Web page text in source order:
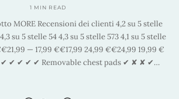
1 MIN READ
MORE Recensioni dei clienti 4,2 su 5 stelle
su 5 stelle 54 4,3 su 5 stelle 573 4,1 su 5 stelle
— 17,99 €€17,99 24,99 €€24,99 19,99 €
✔ ✔ ✔ ✔ ✔ Removable chest pads ✔ ✘ ✘ ✔…